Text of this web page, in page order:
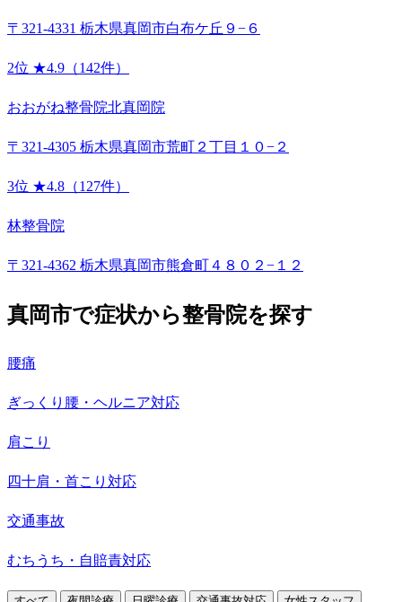
〒321-4331 栃木県真岡市白布ケ丘９−６
2位 ★4.9（142件）
おおがね整骨院北真岡院
〒321-4305 栃木県真岡市荒町２丁目１０−２
3位 ★4.8（127件）
林整骨院
〒321-4362 栃木県真岡市熊倉町４８０２−１２
真岡市で症状から整骨院を探す
腰痛
ぎっくり腰・ヘルニア対応
肩こり
四十肩・首こり対応
交通事故
むちうち・自賠責対応